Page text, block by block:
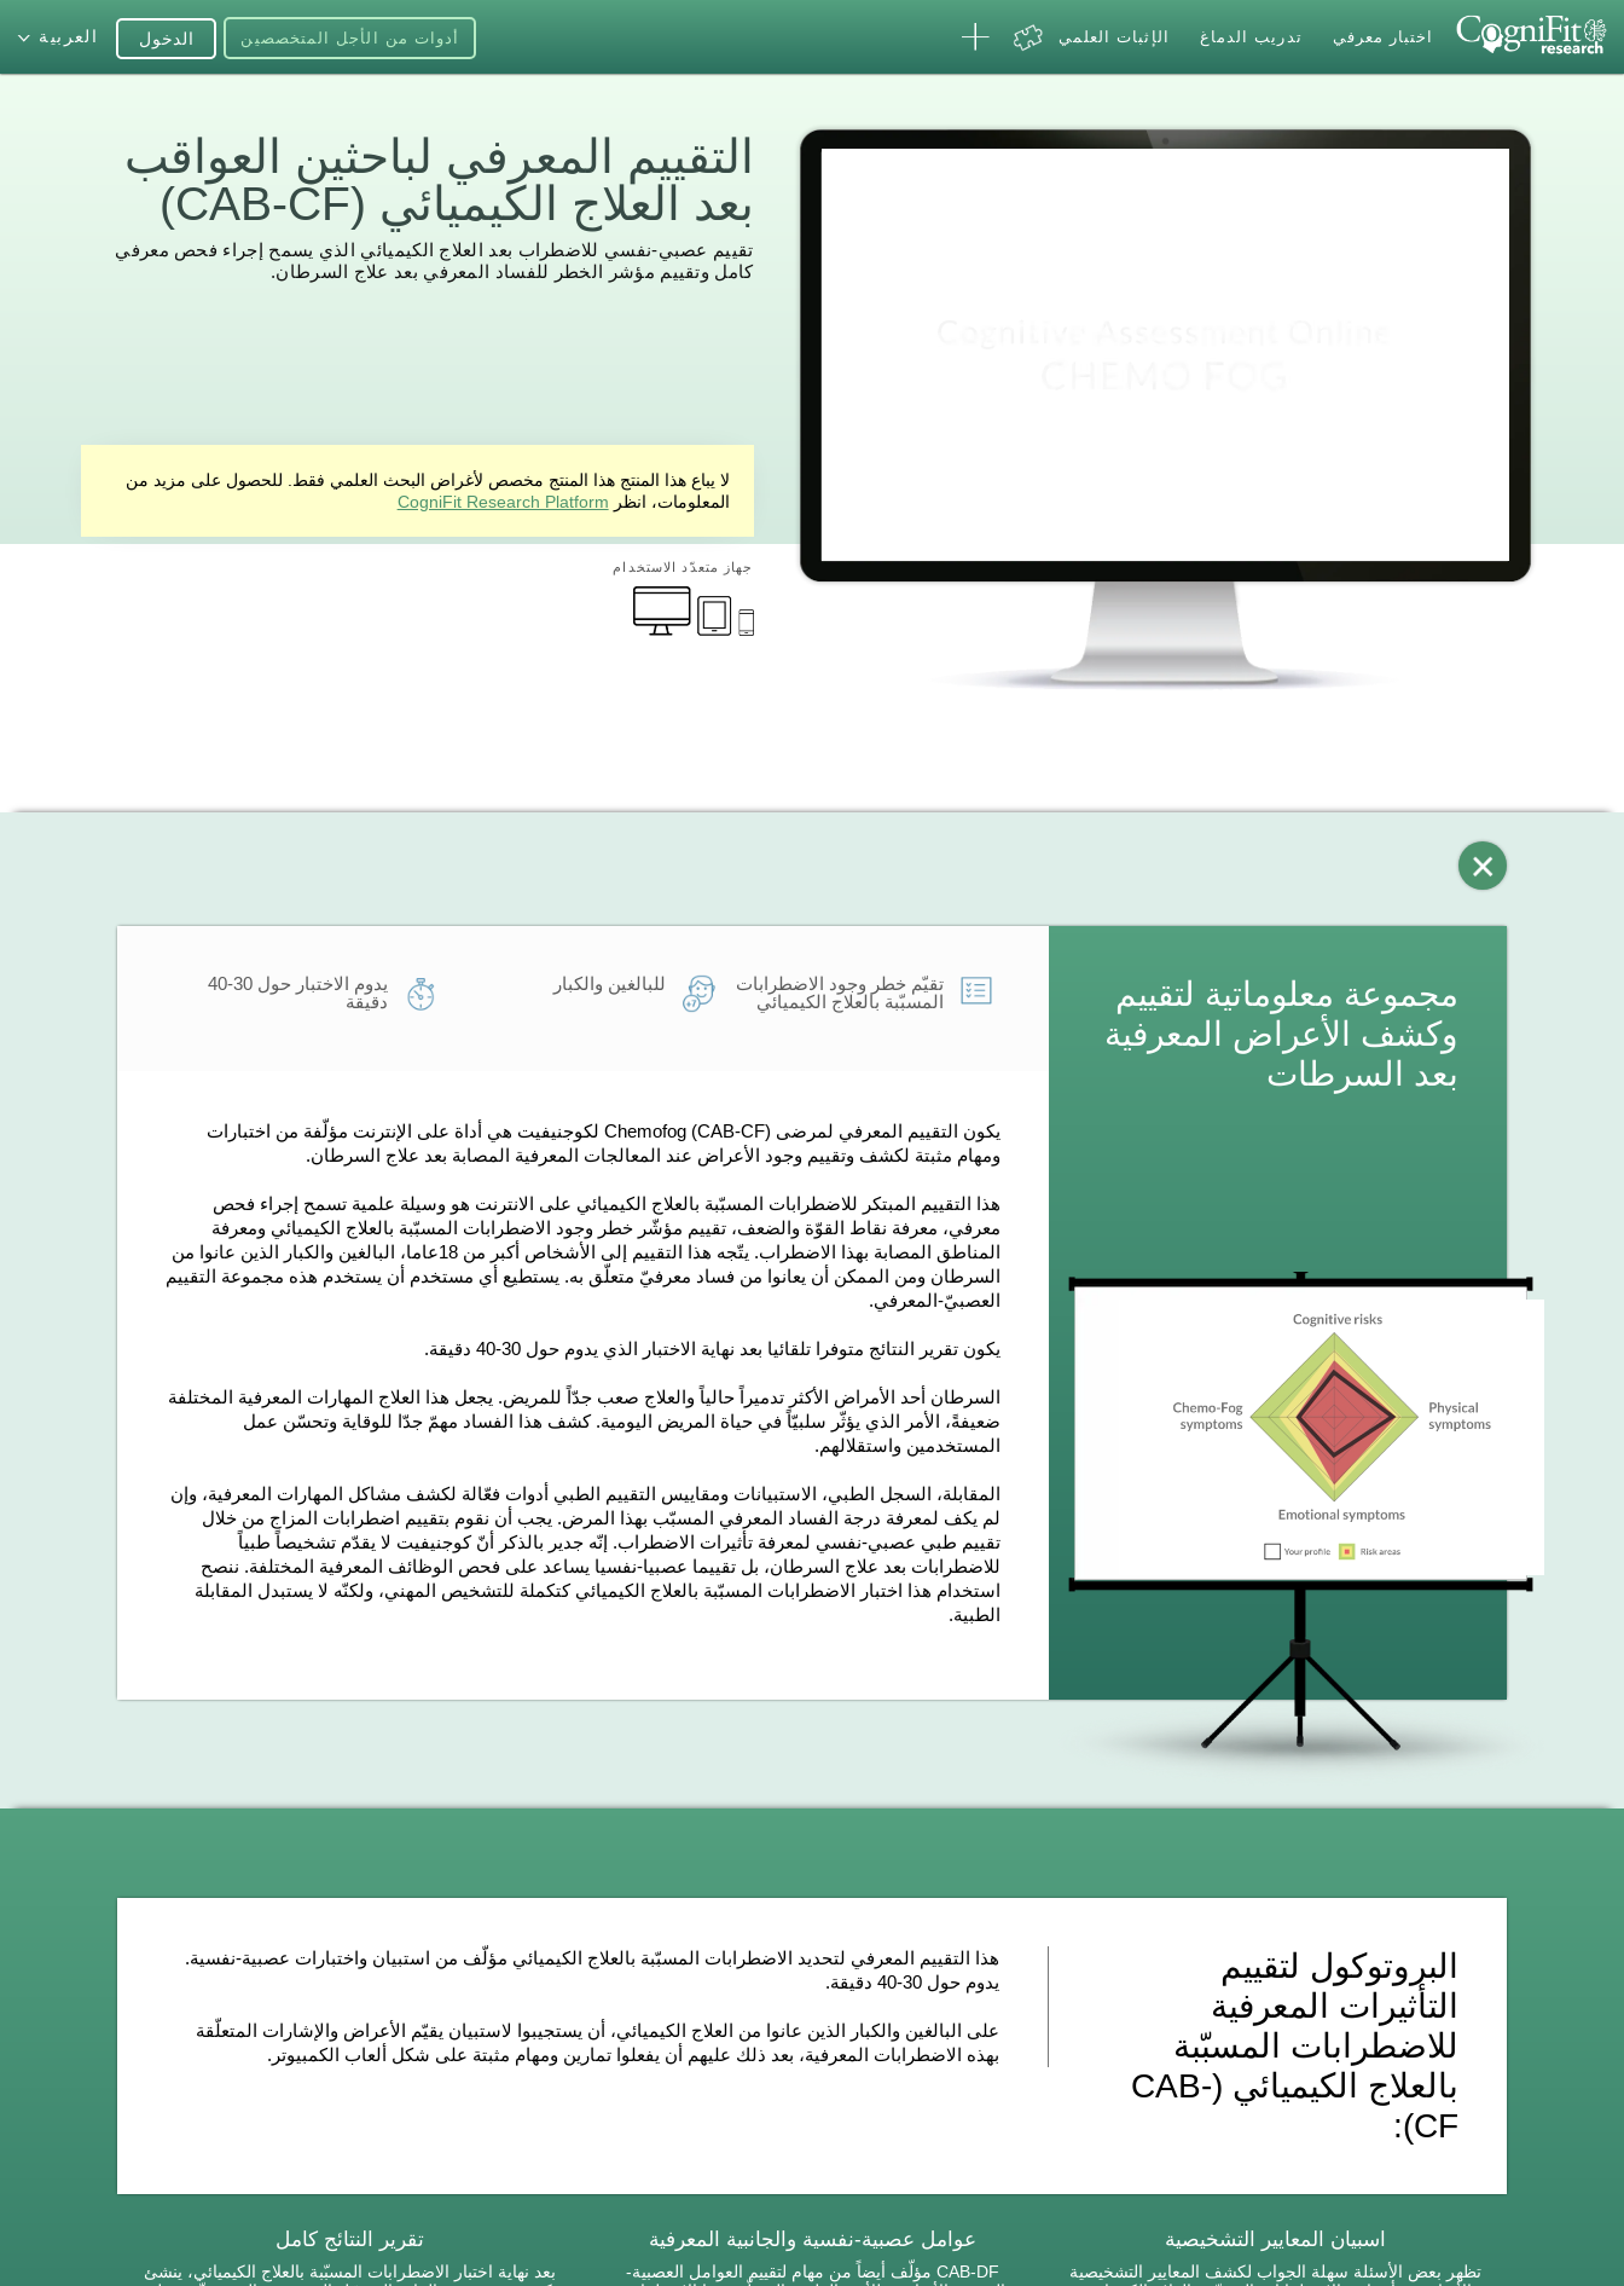
اختبار معرفي تدريب الدماغ الإثبات العلمي أدوات من الأجل المتخصصين العربية الدخول
التقييم المعرفي لباحثين العواقب
بعد العلاج الكيميائي (CAB-CF)
20
تقييم عصبي-نفسي للاضطراب بعد العلاج الكيميائي الذي يسمح إجراء فحص معرفي
لا يباع هذا المنتج هذا المنتج مخصص لأغراض البحث العلمي فقط. للحصول على مزيد من
المعلومات، انظر CogniFit Research Platform
جهاز متعدّد الاستخدام
مجموعة معلوماتية لتقييم
وكشف الأعراض المعرفية
بعد السرطات
تقيّم خطر وجود الاضطرابات
المسبّبة بالعلاج الكيميائي
للبالغين والكبار
يدوم الاختبار حول 30-40
دقيقة
يكون التقييم المعرفي لمرضى Chemofog (CAB-CF) لكوجنيفيت هي أداة على الإنترنت مؤلّفة من اختبارات
ومهام مثبتة لكشف وتقييم وجود الأعراض عند المعالجات المعرفية المصابة بعد علاج السرطان.
هذا التقييم المبتكر للاضطرابات المسبّبة بالعلاج الكيميائي على الانترنت هو وسيلة علمية تسمح إجراء فحص
معرفي، معرفة نقاط القوّة والضعف، تقييم مؤشّر خطر وجود الاضطرابات المسبّبة بالعلاج الكيميائي ومعرفة
المناطق المصابة بهذا الاضطراب. يتّجه هذا التقييم إلى الأشخاص أكبر من 18عاما، البالغين والكبار
الذين عانوا من
السرطان ومن الممكن أن يعانوا من فساد معرفيّ متعلّق به. يستطيع أي مستخدم أن يستخدم هذه مجموعة التقييم
العصبيّ-المعرفي.
يكون تقرير النتائج متوفرا تلقائيا بعد نهاية الاختبار الذي يدوم حول 30-40 دقيقة .
السرطان أحد الأمراض الأكثر تدميراً حالياً والعلاج صعب جدّاً للمريض. يجعل هذا العلاج المهارات المعرفية المختلفة
ضعيفةً، الأمر الذي يؤثّر سلبيّاً في حياة المريض اليومية. كشف هذا الفساد مهمّ جدّا للوقاية وتحسّن عمل
المستخدمين واستقلالهم.
المقابلة، السجل الطبي، الاستبيانات ومقاييس التقييم الطبي أدوات فعّالة لكشف مشاكل المهارات المعرفية، وإن
لم يكف لمعرفة درجة الفساد المعرفي المسبّب بهذا المرض. يجب أن نقوم بتقييم اضطرابات المزاج من خلال
تقييم طبي عصبي-نفسي لمعرفة تأثيرات الاضطراب. إنّه جدير بالذكر أنّ كوجنيفيت لا يقدّم تشخيصاً طبياً
للاضطرابات بعد علاج السرطان، بل تقييما عصبيا-نفسيا يساعد على فحص الوظائف المعرفية المختلفة. ننصح
استخدام هذا اختبار الاضطرابات المسبّبة بالعلاج الكيميائي كتكملة للتشخيص المهني، ولكنّه لا يستبدل المقابلة
الطبية.
البروتوكول لتقييم
التأثيرات المعرفية
للاضطرابات المسبّبة
بالعلاج الكيميائي (CAB-
CF):
هذا التقييم المعرفي لتحديد الاضطرابات المسبّبة بالعلاج الكيميائي مؤلّف من استبيان واختبارات عصبية-نفسية.
يدوم حول 30-40 دقيقة
.
على البالغين والكبار الذين عانوا من العلاج الكيميائي، أن يستجيبوا لاستبيان يقيّم الأعراض والإشارات المتعلّقة
بهذه الاضطرابات المعرفية، بعد ذلك عليهم أن يفعلوا تمارين ومهام مثبتة على شكل ألعاب الكمبيوتر.
اسبيان المعايير التشخيصية
تظهر بعض الأسئلة سهلة الجواب لكشف المعايير التشخيصية
عوامل عصبية-نفسية والجانبية المعرفية
CAB-DF مؤلّف أيضاً من مهام لتقييم العوامل العصبية-
تقرير النتائج كامل
بعد نهاية اختبار الاضطرابات المسبّبة بالعلاج الكيميائي، ينشئ